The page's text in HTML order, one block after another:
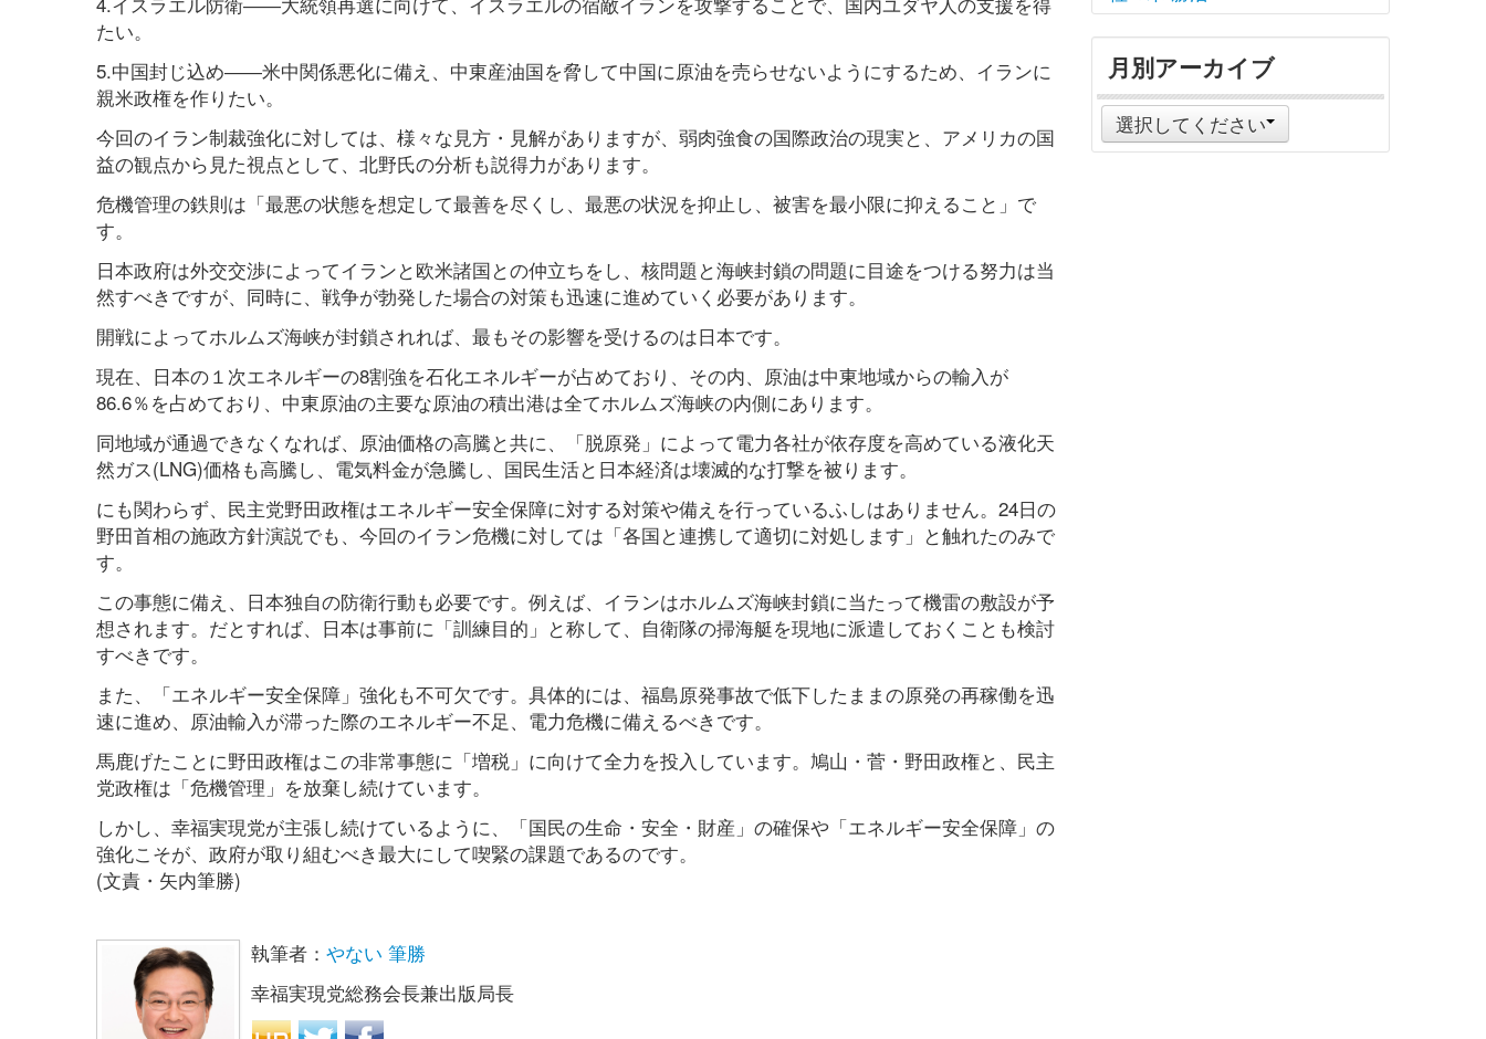
たい。
5.中国封じ込め――米中関係悪化に備え、中東産油国を脅して中国に原油を売らせないようにするため、イランに
親米政権を作りたい。
今回のイラン制裁強化に対しては、様々な見方・見解がありますが、弱肉強食の国際政治の現実と、アメリカの国
益の観点から見た視点として、北野氏の分析も説得力があります。
危機管理の鉄則は「最悪の状態を想定して最善を尽くし、最悪の状況を抑止し、被害を最小限に抑えること」で
す。
日本政府は外交交渉によってイランと欧米諸国との仲立ちをし、核問題と海峡封鎖の問題に目途をつける努力は当
然すべきですが、同時に、戦争が勃発した場合の対策も迅速に進めていく必要があります。
開戦によってホルムズ海峡が封鎖されれば、最もその影響を受けるのは日本です。
現在、日本の１次エネルギーの8割強を石化エネルギーが占めており、その内、原油は中東地域からの輸入が
86.6％を占めており、中東原油の主要な原油の積出港は全てホルムズ海峡の内側にあります。
同地域が通過できなくなれば、原油価格の高騰と共に、「脱原発」によって電力各社が依存度を高めている液化天
然ガス(LNG)価格も高騰し、電気料金が急騰し、国民生活と日本経済は壊滅的な打撃を被ります。
にも関わらず、民主党野田政権はエネルギー安全保障に対する対策や備えを行っているふしはありません。24日の
野田首相の施政方針演説でも、今回のイラン危機に対しては「各国と連携して適切に対処します」と触れたのみで
す。
この事態に備え、日本独自の防衛行動も必要です。例えば、イランはホルムズ海峡封鎖に当たって機雷の敷設が予
想されます。だとすれば、日本は事前に「訓練目的」と称して、自衛隊の掃海艇を現地に派遣しておくことも検討
すべきです。
また、「エネルギー安全保障」強化も不可欠です。具体的には、福島原発事故で低下したままの原発の再稼働を迅
速に進め、原油輸入が滞った際のエネルギー不足、電力危機に備えるべきです。
馬鹿げたことに野田政権はこの非常事態に「増税」に向けて全力を投入しています。鳩山・菅・野田政権と、民主
党政権は「危機管理」を放棄し続けています。
しかし、幸福実現党が主張し続けているように、「国民の生命・安全・財産」の確保や「エネルギー安全保障」の
強化こそが、政府が取り組むべき最大にして喫緊の課題であるのです。
(文責・矢内筆勝)
執筆者： やない 筆勝
幸福実現党総務会長兼出版局長
月別アーカイブ
選択してください